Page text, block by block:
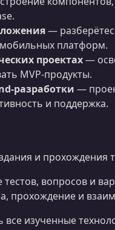
—
платформ.
проектах—
MVP‑продукты.
—
и поддержка.
и прохождения
вопросов и
прохождение и
все изученные